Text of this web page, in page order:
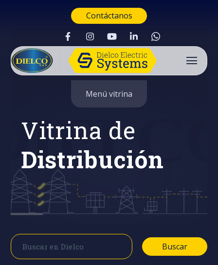
Contáctanos
Buscar
Menú vitrina
Vitrina de
Distribución
Buscar
Buscar